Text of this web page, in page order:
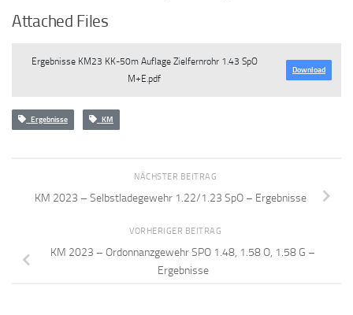
Attached Files
Ergebnisse KM23 KK-50m Auflage Zielfernrohr 1.43 SpO
M+E.pdf
Download
Ergebnisse KM
NÄCHSTER BEITRAG
KM 2023 – Selbstladegewehr 1.22/1.23 SpO – Ergebnisse
VORHERIGER BEITRAG
KM 2023 – Ordonnanzgewehr SPO 1.48, 1.58 O, 1.58 G –
Ergebnisse